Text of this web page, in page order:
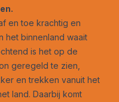
en toe krachtig en
het binnenland waait
is het op de
geregeld te zien,
en trekken vanuit het
land. Daarbij komt